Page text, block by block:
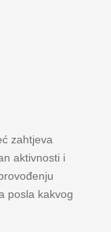
zahtjeva
aktivnosti i
posla kakvog